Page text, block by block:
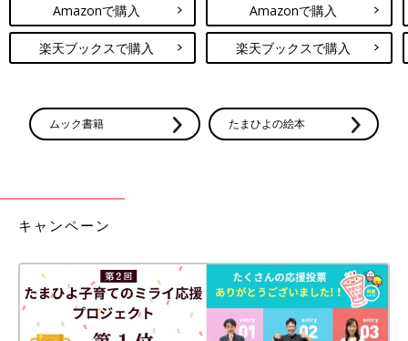
Amazonで購入
楽天ブックスで購入
Amazonで購入
楽天ブックスで購入
ムック書籍 たまひよの絵本
キャンペーン